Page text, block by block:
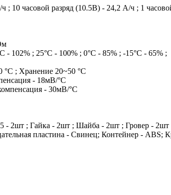
; 10 часовой разряд (10.5В) - 24,2 А/ч ; 1
- 102% ; 25°С - 100% ; 0°С - 85% ; -15°С - 65% ;
°С ; Хранение 20~50 °С
- 18мВ/°С
- 30мВ/°С
- 2шт ; Гайка - 2шт ; Шайба - 2шт ; Гровер - 2шт
пластина - Свинец; Контейнер -